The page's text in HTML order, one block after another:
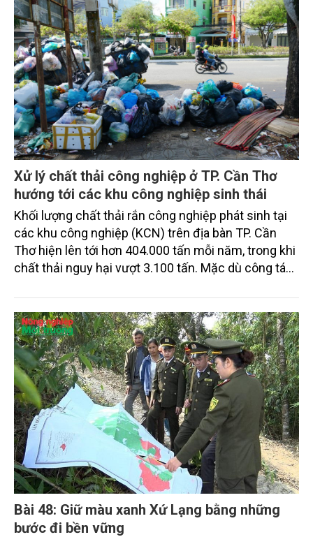
Xử lý chất thải công nghiệp ở TP. Cần Thơ
hướng tới các khu công nghiệp sinh thái
Khối lượng chất thải rắn công nghiệp phát sinh tại
các khu công nghiệp (KCN) trên địa bàn TP. Cần
Thơ hiện lên tới hơn 404.000 tấn mỗi năm, trong khi
chất thải nguy hại vượt 3.100 tấn. Mặc dù công tác
đúng quy định, nhưng việc thiếu các cơ sở xử lý đạt
chuẩn tại địa phương và khu vực Đồng bằng sông
Cửu Long (ĐBSCL) đang đặt ra nhiều thách thức đối
với mục tiêu phát triển công nghiệp xanh, bền vững.
Những chỉ đạo mới của lãnh đạo thành phố được kỳ
vọng sẽ góp phần tháo gỡ điểm nghẽn này, hướng
tới xây dựng các KCN sạch, sinh thái trong giai
đoạn tới.
Bài 48: Giữ màu xanh Xứ Lạng bằng những
bước đi bền vững